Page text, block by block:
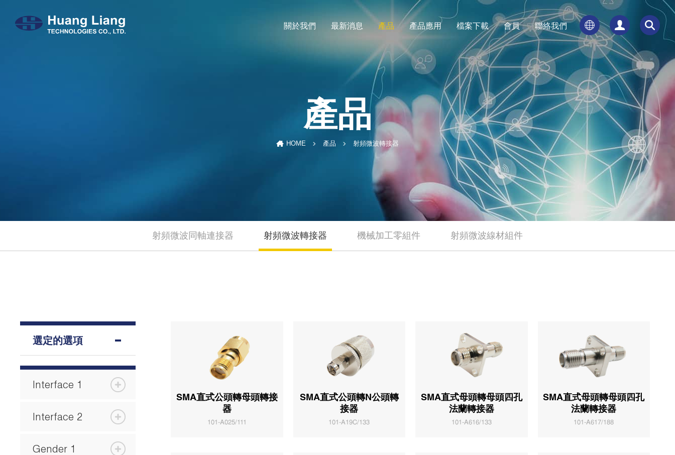
關於我們 最新消息 產品 產品應用 檔案下載 會員 聯絡我們
產品
HOME 產品 射頻微波轉接器
射頻微波同軸連接器 射頻微波轉接器 機械加工零組件 射頻微波線材組件
選定的選項
Interface 1
Interface 2
Gender 1
SMA直式公頭轉母頭轉接
器
101-A025/111
SMA直式公頭轉N公頭轉
接器
101-A19C/133
SMA直式母頭轉母頭四孔
法蘭轉接器
101-A616/133
SMA直式母頭轉母頭四孔
法蘭轉接器
101-A617/188